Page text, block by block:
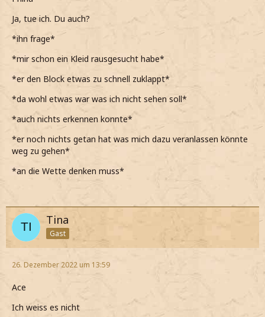
Ja, tue ich. Du auch?
*ihn frage*
*mir schon ein Kleid rausgesucht habe*
*er den Block etwas zu schnell zuklappt*
*da wohl etwas war was ich nicht sehen soll*
*auch nichts erkennen konnte*
*er noch nichts getan hat was mich dazu veranlassen könnte
weg zu gehen*
*an die Wette denken muss*
Tina
Gast
26. Dezember 2022 um 13:59
Ace
Ich weiss es nicht